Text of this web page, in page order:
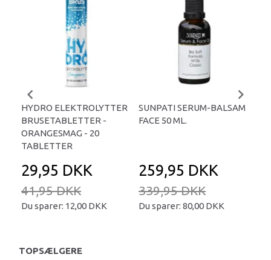
HYDRO ELEKTROLYTTER
BRUSETABLETTER -
ORANGESMAG - 20
TABLETTER
29,95 DKK
41,95 DKK
Du sparer: 12,00 DKK
SUNPATI SERUM-BALSAM
FACE 50 ML.
259,95 DKK
339,95 DKK
Du sparer: 80,00 DKK
TOPSÆLGERE